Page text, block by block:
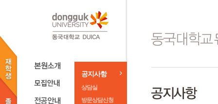
공지사항
상담실
방문상담신청